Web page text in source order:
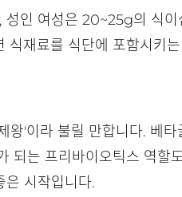
인 여성은 20~25g의 식
재료를 식단에 포함시키
'이라 불릴 만합니다. 베
되는 프리바이오틱스 역할
은 시작입니다.